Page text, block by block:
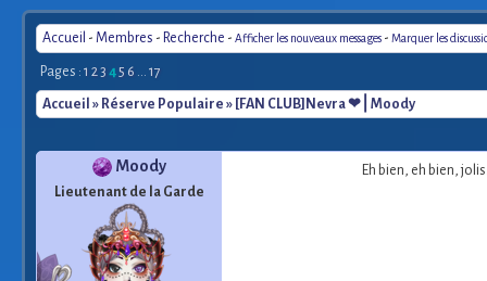
Accueil - Membres - Recherche - Afficher les nouveaux messages - Marquer les
Pages : 1 23 45 6 ... 17
Accueil » Réserve Populaire » [FAN CLUB]Nevra ❤︎ ⎜Moody
Moody
Lieutenant de la Garde
Eh bien, eh bien,